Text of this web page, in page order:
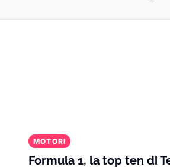
MOTORI
Formula 1, la top ten di